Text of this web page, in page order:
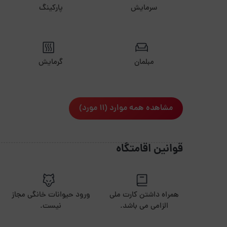
سرمایش پارکینگ
مبلمان گرمایش
مشاهده همه موارد (11 مورد)
قوانین اقامتگاه
همراه داشتن کارت ملی
الزامی می باشد.
ورود حیوانات خانگی مجاز
نیست.